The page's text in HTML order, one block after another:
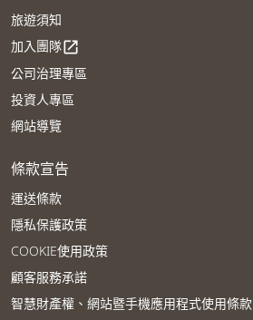
旅遊須知
加入團隊open_in_new
公司治理專區
投資人專區
網站導覽
條款宣告
運送條款
隱私保護政策
COOKIE使用政策
顧客服務承諾
智慧財產權、網站暨手機應用程式使用條款